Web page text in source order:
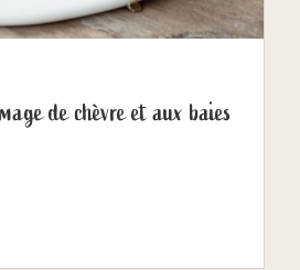
de chèvre et aux baies